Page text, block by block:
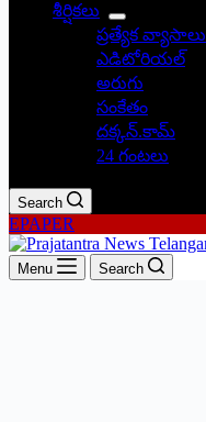
శీర్షికలు
ప్రత్యేక వ్యాసాలు
ఎడిటోరియల్
అరుగు
సంకేతం
దక్కన్.కామ్
24 గంటలు
Search
EPAPER
Menu Search